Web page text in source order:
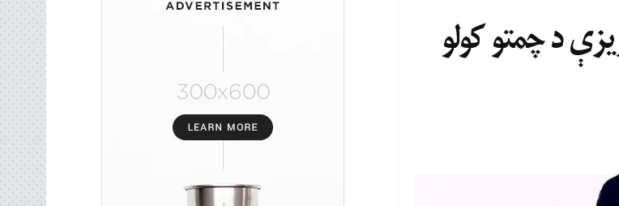
د چمتو کولو